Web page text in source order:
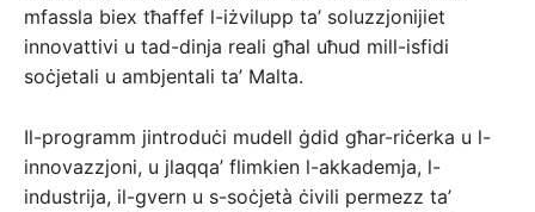
mfassla biex tħaffef l-iżvilupp ta’ soluzzjonijiet
innovattivi u tad-dinja reali għal uħud mill-isfidi
soċjetali u ambjentali ta’ Malta.
Il-programm jintroduċi mudell ġdid għar-riċerka u l-
innovazzjoni, u jlaqqa’ flimkien l-akkademja, l-
industrija, il-gvern u s-soċjetà ċivili permezz ta’